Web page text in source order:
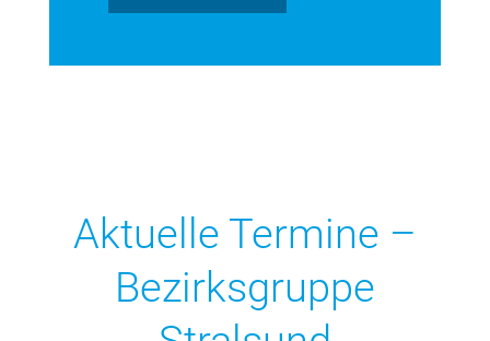
Aktuelle Termine –
Bezirksgruppe